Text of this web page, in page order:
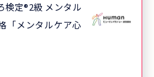
級 メンタル
「メンタルケア心